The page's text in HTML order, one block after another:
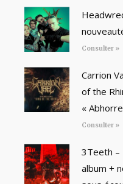
Consulter »
Carrion
of the
«
Consulter »
3Teeth –
album +